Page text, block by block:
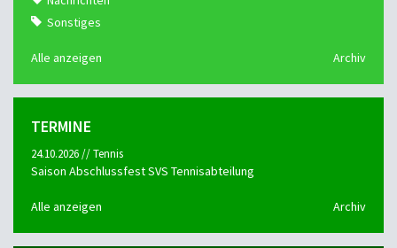
Sonstiges
Alle anzeigen Archiv
TERMINE
24.10.2026 // Tennis
Saison Abschlussfest SVS Tennisabteilung
Alle anzeigen Archiv